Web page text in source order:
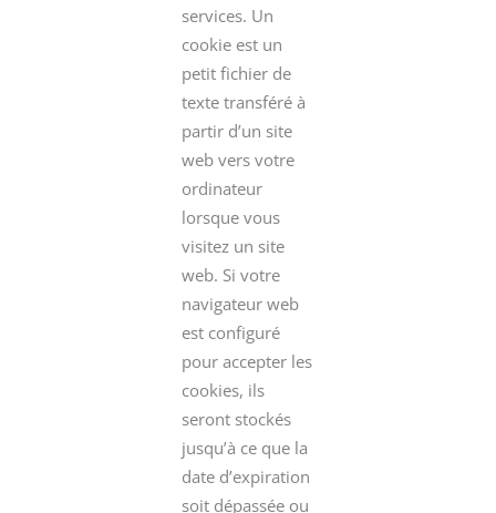
services. Un
cookie est un
petit fichier de
texte transféré à
partir d’un site
web vers votre
ordinateur
lorsque vous
visitez un site
web. Si votre
navigateur web
est configuré
pour accepter les
cookies, ils
seront stockés
jusqu’à ce que la
date d’expiration
soit dépassée ou